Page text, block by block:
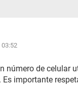
número de celular
importante